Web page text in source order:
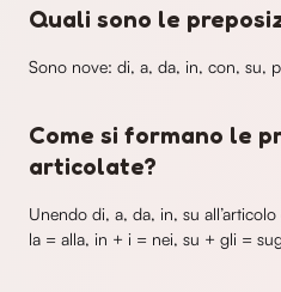
Quali sono le
Sono nove: di, a, da, in, con, su,
Come si formano le
articolate?
Unendo di, a, da, in, su
la = alla, in + i = nei, su + gli =